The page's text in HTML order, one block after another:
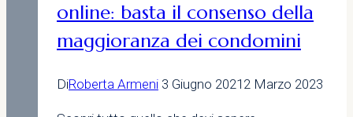
online: basta il consenso della
maggioranza dei condomini
DiRoberta Armeni 3 Giugno 2021 2 Marzo 2023